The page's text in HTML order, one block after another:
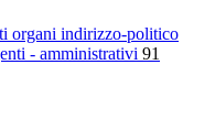
organi indirizzo-politico
- amministrativi 91